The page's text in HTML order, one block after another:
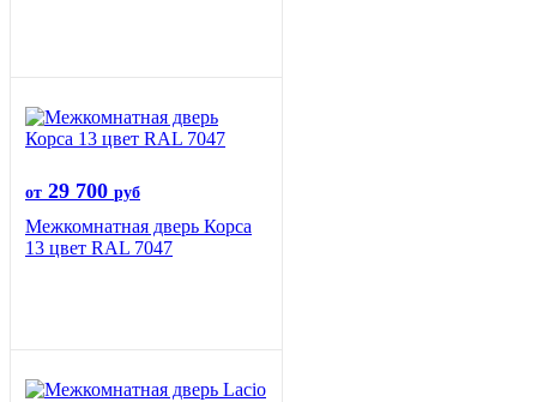
от 29 700 руб
Межкомнатная дверь Корса
13 цвет RAL 7047